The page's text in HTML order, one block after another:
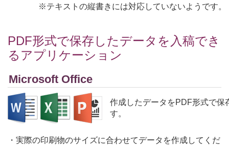
※テキストの縦書きには対応していないようです。
PDF形式で保存したデータを入稿でき
るアプリケーション
Microsoft Office
作成したデータをPDF形式で保
す。
・実際の印刷物のサイズに合わせてデータを作成してくだ